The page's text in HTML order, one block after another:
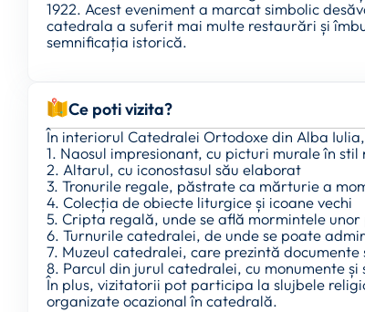
1922. Acest eveniment a marcat simbolic
catedrala a suferit mai multe restaurări și
semnificația istorică.
Ce poti vizita?
În interiorul Catedralei Ortodoxe din Alba
1. Naosul impresionant, cu picturi murale în stil
2. Altarul, cu iconostasul său elaborat
3. Tronurile regale, păstrate ca mărturie a
4. Colecția de obiecte liturgice și icoane vechi
5. Cripta regală, unde se află mormintele
6. Turnurile catedralei, de unde se poate
7. Muzeul catedralei, care prezintă
8. Parcul din jurul catedralei, cu monumente
În plus, vizitatorii pot participa la slujbele
organizate ocazional în catedrală.